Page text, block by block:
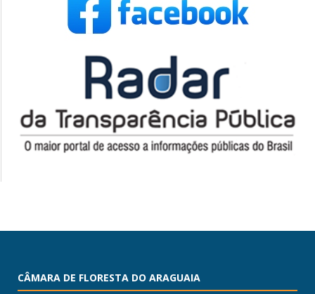
CÂMARA DE FLORESTA DO ARAGUAIA